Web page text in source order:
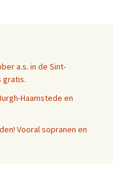
a.s. in de Sint-
gratis.
Haamstede en
Vooral sopranen en